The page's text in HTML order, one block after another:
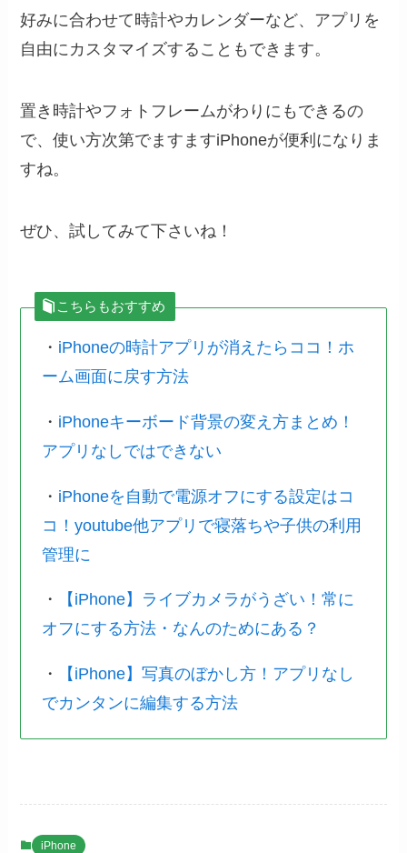
好みに合わせて時計やカレンダーなど、アプリを
自由にカスタマイズすることもできます。
置き時計やフォトフレームがわりにもできるの
で、使い方次第でますますiPhoneが便利になりま
すね。
ぜひ、試してみて下さいね！
こちらもおすすめ
・ iPhoneの時計アプリが消えたらココ！ホ
ーム画面に戻す方法
・ iPhoneキーボード背景の変え方まとめ！
アプリなしではできない
・ iPhoneを自動で電源オフにする設定はコ
コ！youtube他アプリで寝落ちや子供の利用
管理に
・
【iPhone】ライブカメラがうざい！常に
オフにする方法・なんのためにある？
・
【iPhone】写真のぼかし方！アプリなし
でカンタンに編集する方法
iPhone